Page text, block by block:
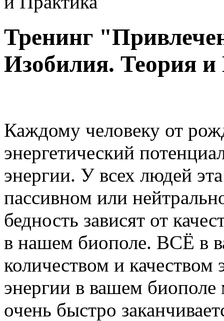
Тренинг
Изобилия. Теория
Каждому человеку от
энергетический
энергии. У всех людей
пассивном или
бедность зависят от
в нашем биополе. ВСЁ в
количеством и качеством
энергии в вашем
очень быстро